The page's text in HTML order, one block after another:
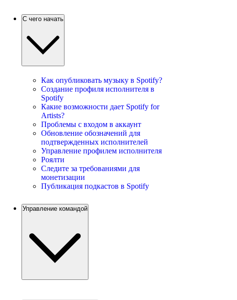
С чего начать
Как опубликовать музыку в Spotify?
Создание профиля исполнителя в
Spotify
Какие возможности дает Spotify for
Artists?
Проблемы с входом в аккаунт
Обновление обозначений для
подтвержденных исполнителей
Управление профилем исполнителя
Роялти
Следите за требованиями для
монетизации
Публикация подкастов в Spotify
Управление командой